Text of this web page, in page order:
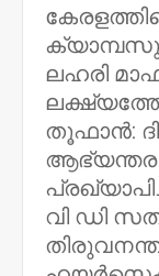
ലഹരി
തൂഫാന്‍:
ആഭ്യന്തര
വി ഡി